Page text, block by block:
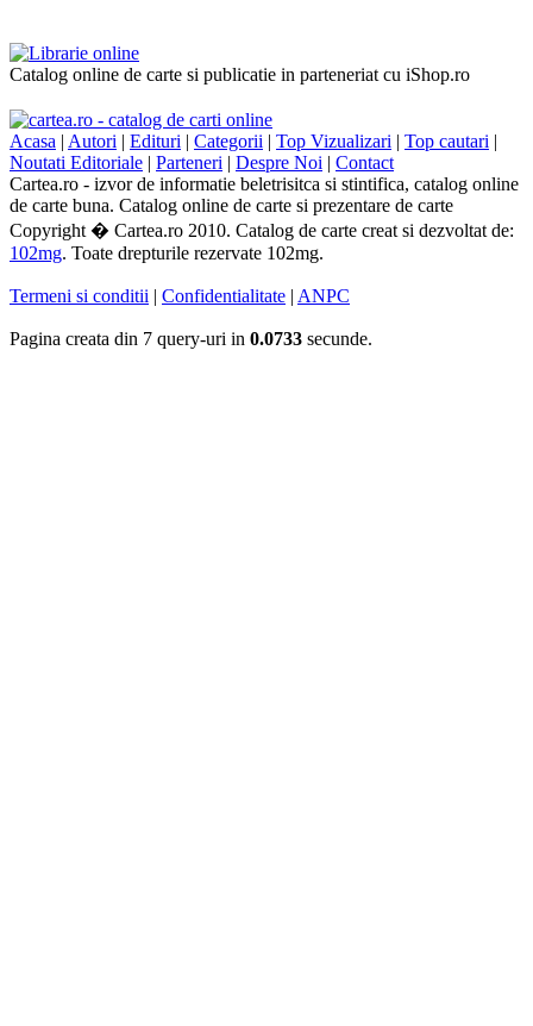
Catalog online de carte si publicatie in parteneriat cu iShop.ro
Acasa | Autori | Edituri | Categorii | Top Vizualizari | Top cautari |
Noutati Editoriale | Parteneri | Despre Noi | Contact
Cartea.ro - izvor de informatie beletrisitca si stintifica, catalog online
de carte buna. Catalog online de carte si prezentare de carte
Copyright � Cartea.ro 2010. Catalog de carte creat si dezvoltat de:
102mg. Toate drepturile rezervate 102mg.
Termeni si conditii | Confidentialitate | ANPC
Pagina creata din 7 query-uri in 0.0733 secunde.